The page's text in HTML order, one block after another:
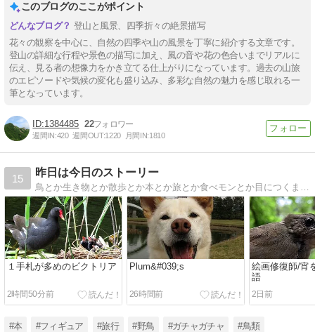
このブログのここがポイント
登山と風景、四季折々の絶景描写
花々の観察を中心に、自然の四季や山の風景を丁寧に紹介する文章です。
登山の詳細な行程や景色の描写に加え、風の音や花の色合いまでリアルに
伝え、見る者の想像力をかき立てる仕上がりになっています。過去の山旅
のエピソードや気候の変化も盛り込み、多彩な自然の魅力を感じ取れる一
筆となっています。
1384485 22
週間IN:420 週間OUT:1220 月間IN:1810
15
昨日は今日のストーリー
１手札が多めのビクトリア
2時間50分前
Plum&#039;s
26時間前
絵画修復師/宵
語
2日前
#本 #フィギュア #旅行 #野鳥 #ガチャガチャ #鳥類